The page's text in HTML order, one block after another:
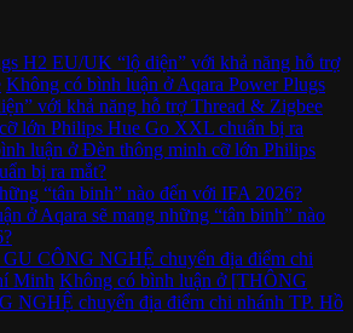
H2 EU/UK “lộ diện” với khả năng hỗ trợ
Không có bình luận ở Aqara Power Plugs
với khả năng hỗ trợ Thread & Zigbee
lớn Philips Hue Go XXL chuẩn bị ra
luận ở Đèn thông minh cỡ lớn Philips
bị ra mắt?
“tân binh” nào đến với IFA 2026?
ở Aqara sẽ mang những “tân binh” nào
CÔNG NGHỆ chuyển địa điểm chi
Minh Không có bình luận ở [THÔNG
NGHỆ chuyển địa điểm chi nhánh TP. Hồ